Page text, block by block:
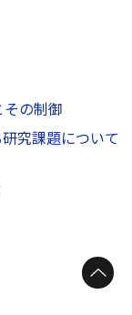
の制御
究課題について